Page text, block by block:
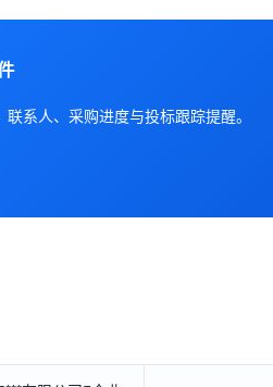
系人、采购进度与投标跟踪提醒。